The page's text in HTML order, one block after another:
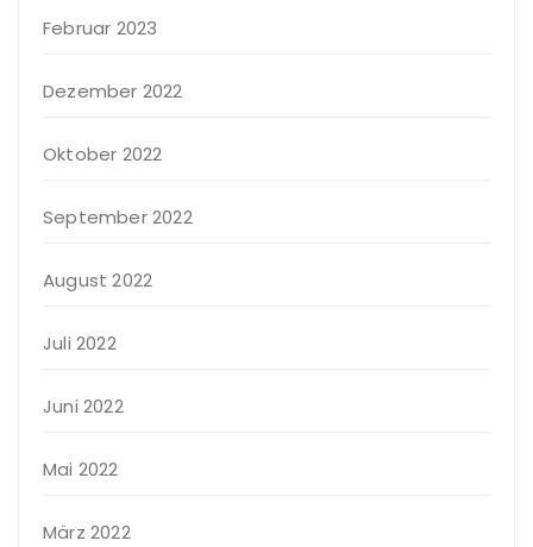
Februar 2023
Dezember 2022
Oktober 2022
September 2022
August 2022
Juli 2022
Juni 2022
Mai 2022
März 2022